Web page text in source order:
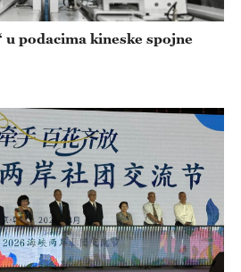
podacima kineske spojne